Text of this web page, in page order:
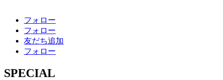
フォロー
フォロー
友だち追加
フォロー
SPECIAL